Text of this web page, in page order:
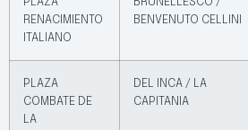
RENACIMIENTO
ITALIANO
BENVENUTO CELLINI
PLAZA
COMBATE DE
LA
DEL INCA / LA
CAPITANIA